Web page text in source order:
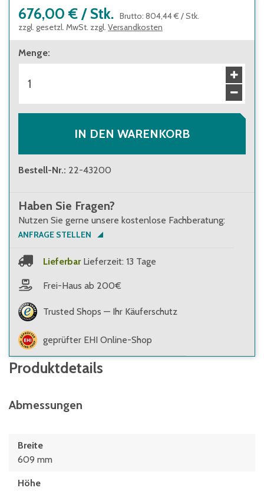
676,00 € / Stk. Brutto: 804,44 € /Stk.
zzgl. gesetzl. MwSt. zzgl. Versandkosten
Menge:
IN DEN WARENKORB
Bestell-Nr.: 22-43200
Haben Sie Fragen?
Nutzen Sie gerne unsere kostenlose Fachberatung:
ANFRAGE STELLEN
Lieferbar Lieferzeit: 13 Tage
Frei-Haus ab 200€
Trusted Shops — Ihr Käuferschutz
geprüfter EHI Online-Shop
Produktdetails
Abmessungen
Breite
609 mm
Höhe